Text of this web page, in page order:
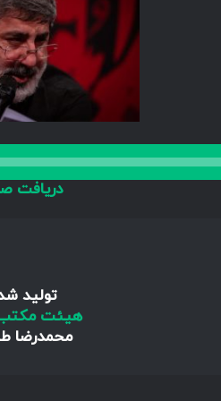
دریافت
تولید
هیئت مکتب
محمدرضا